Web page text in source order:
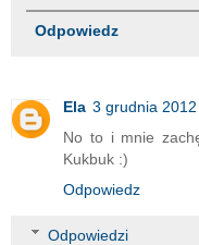
Odpowiedz
Ela 3 grudnia
No to i mnie
Kukbuk :)
Odpowiedz
Odpowiedzi